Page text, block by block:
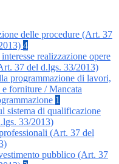
delle procedure (Art. 37
4
realizzazione opere
37 del d.lgs. 33/2013)
programmazione di lavori,
forniture / Mancata
1
sistema di qualificazione
33/2013)
(Art. 37 del
pubblico (Art. 37